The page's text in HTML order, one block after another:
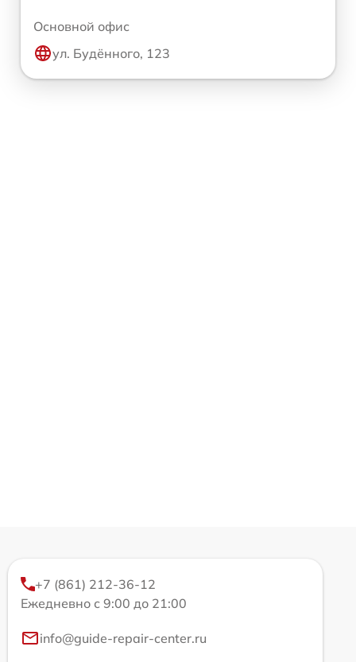
Основной офис
ул. Будённого, 123
+7 (861) 212-36-12
Ежедневно с 9:00 до 21:00
info@guide-repair-center.ru